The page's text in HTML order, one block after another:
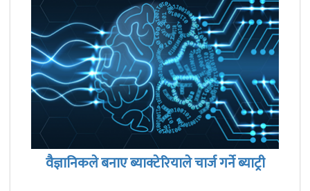
वैज्ञानिकले बनाए ब्याक्टेरियाले चार्ज गर्ने ब्याट्री